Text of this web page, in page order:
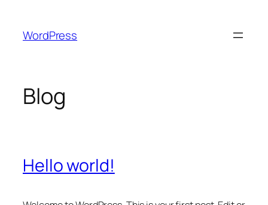
contenu
WordPress
Blog
Hello world!